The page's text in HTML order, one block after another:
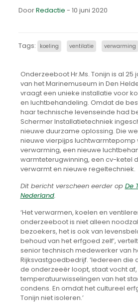
DoorRedactie - 10 juni 2020
Tags: koeling ventilatie verwarming
Onderzeeboot Hr.Ms. Tonijn is al
van het Marinemuseum in Den
vraagt een unieke installatie voor
en luchtbehandeling. Omdat de
haar technische levenseinde had
Schermer Installatietechniek
nieuwe duurzame oplossing. Die
nieuwe vierpijps luchtwarmtepomp
verwarming, een nieuwe
warmteterugwinning, een cv-ketel
verwarmt en nieuwe regeltechniek.
Dit bericht verscheen eerder op De
Nederland.
‘Het verwarmen, koelen en
onderzeeboot is niet alleen
bezoekers, het is ook van
behoud van het erfgoed zelf’,
senior technisch medewerker van
Rijksvastgoedbedrijf. ‘Iedereen die
de onderzeeër loopt, staat vocht
temperatuurwisselingen van het
condens. En omdat het cultureel
Tonijn niet isoleren.’